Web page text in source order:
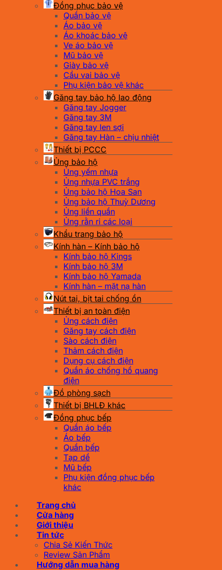
Đồng phục bảo vệ
Quần bảo vệ
Áo bảo vệ
Áo khoác bảo vệ
Ve áo bảo vệ
Mũ bảo vệ
Giày bảo vệ
Cầu vai bảo vệ
Phụ kiện bảo vệ khác
Găng tay bảo hộ lao động
Găng tay Jogger
Găng tay 3M
Găng tay len sợi
Găng tay Hàn – chịu nhiệt
Thiết bị PCCC
Ủng bảo hộ
Ủng yếm nhựa
Ủng nhựa PVC trắng
Ủng bảo hộ Hoa San
Ủng bảo hộ Thuỳ Dương
Ủng liền quần
Ủng rằn ri các loại
Khẩu trang bảo hộ
Kính hàn – Kính bảo hộ
Kính bảo hộ Kings
Kính bảo hộ 3M
Kính bảo hộ Yamada
Kính hàn – mặt nạ hàn
Nút tai, bịt tai chống ồn
Thiết bị an toàn điện
Ủng cách điện
Găng tay cách điện
Sào cách điện
Thảm cách điện
Dụng cụ cách điện
Quần áo chống hồ quang
điện
Đồ phòng sạch
Thiết bị BHLĐ khác
Đồng phục bếp
Quần áo bếp
Áo bếp
Quần bếp
Tạp dề
Mũ bếp
Phụ kiện đồng phục bếp
khác
Trang chủ
Cửa hàng
Giới thiệu
Tin tức
Chia Sẻ Kiến Thức
Review Sản Phẩm
Hướng dẫn mua hàng